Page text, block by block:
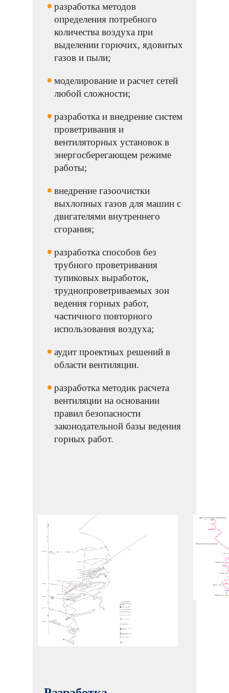
разработка методов
определения потребного
количества воздуха при
выделении горючих, ядовитых
газов и пыли;
моделирование и расчет сетей
любой сложности;
разработка и внедрение систем
проветривания и
вентиляторных установок в
энергосберегающем режиме
работы;
внедрение газоочистки
выхлопных газов для машин с
двигателями внутреннего
сгорания;
разработка способов без
трубного проветривания
тупиковых выработок,
труднопроветриваемых зон
ведения горных работ,
частичного повторного
использования воздуха;
аудит проектных решений в
области вентиляции.
разработка методик расчета
вентиляции на основании
правил безопасности
законодательной базы ведения
горных работ.